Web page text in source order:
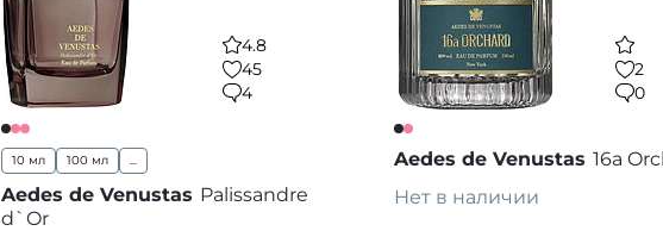
4.8
45
4
10 мл 100 мл ...
Aedes de Venustas Palissandre
d`Or
2
0
Aedes de Venustas 16a
Нет в наличии